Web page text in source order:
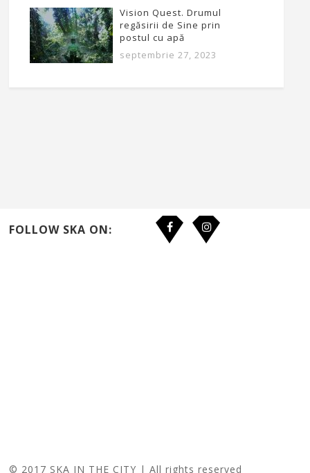
Vision Quest. Drumul
regăsirii de Sine prin
postul cu apă
septembrie 27, 2023
FOLLOW SKA ON:
© 2017 SKA IN THE CITY | All rights reserved